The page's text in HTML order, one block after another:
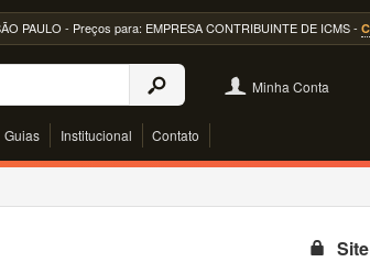
PAULO - Preços para: EMPRESA CONTRIBUINTE DE ICMS -
Minha Conta
Guias Institucional Contato